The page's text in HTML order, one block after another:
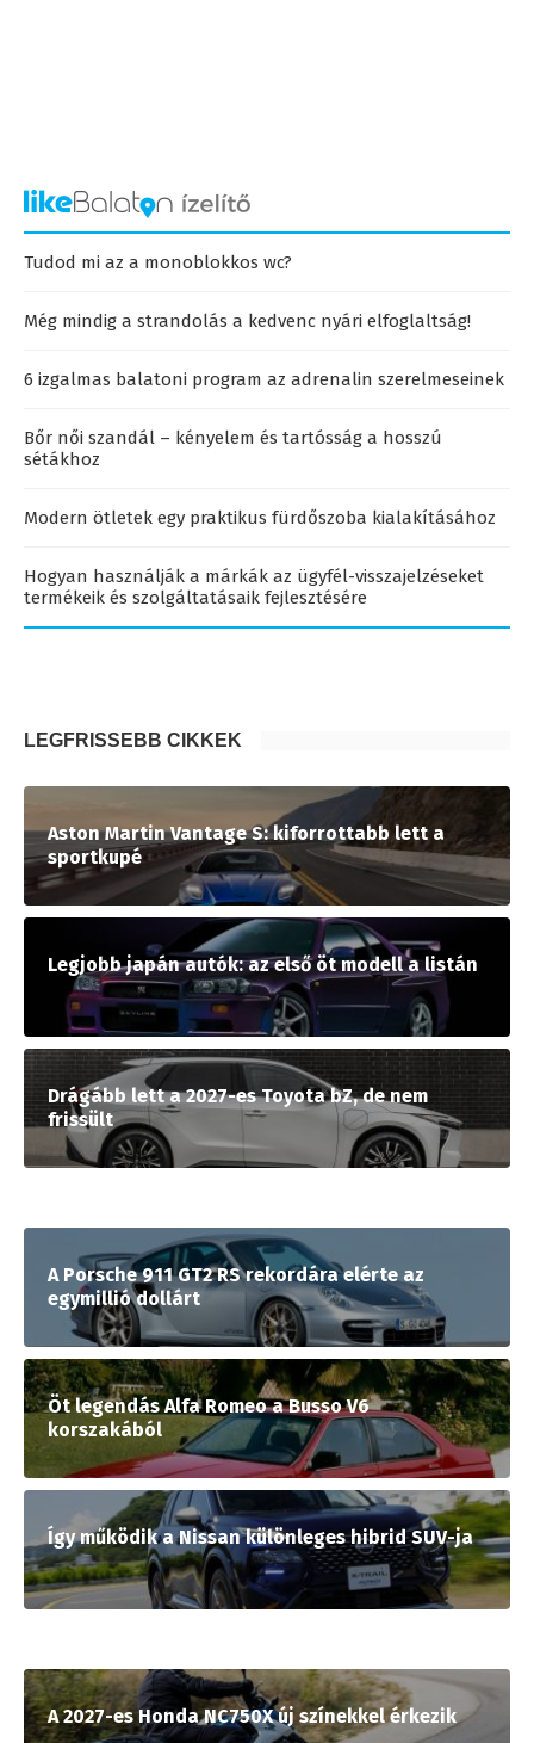
Tudod mi az a monoblokkos wc?
Még mindig a strandolás a kedvenc nyári elfoglaltság!
6 izgalmas balatoni program az adrenalin szerelmeseinek
Bőr női szandál – kényelem és tartósság a hosszú
sétákhoz
Modern ötletek egy praktikus fürdőszoba kialakításához
Hogyan használják a márkák az ügyfél-visszajelzéseket
termékeik és szolgáltatásaik fejlesztésére
LEGFRISSEBB CIKKEK
Aston Martin Vantage S: kiforrottabb lett a
sportkupé
Legjobb japán autók: az első öt modell a listán
Drágább lett a 2027-es Toyota bZ, de nem
frissült
A Porsche 911 GT2 RS rekordára elérte az
egymillió dollárt
Öt legendás Alfa Romeo a Busso V6
korszakából
Így működik a Nissan különleges hibrid SUV-ja
A 2027-es Honda NC750X új színekkel érkezik